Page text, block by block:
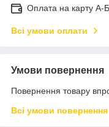
Оплата на карту А-
Всі умови оплати
Умови повернення
Повернення товару
Всі умови повернення